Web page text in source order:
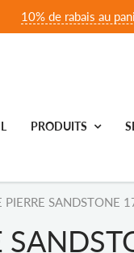
10% de rabais au
PRODUITS
PIERRE SANDSTONE